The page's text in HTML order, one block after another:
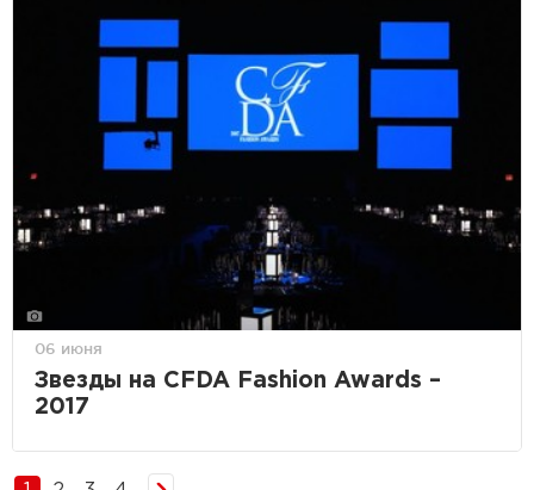
06 июня
Звезды на CFDA Fashion Awards –
2017